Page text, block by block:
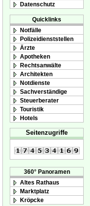
Datenschutz
Quicklinks
Notfälle
Polizeidienststellen
Ärzte
Apotheken
Rechtsanwälte
Architekten
Notdienste
Sachverständige
Steuerberater
Touristik
Hotels
Seitenzugriffe
360° Panoramen
Altes Rathaus
Marktplatz
Kröpcke